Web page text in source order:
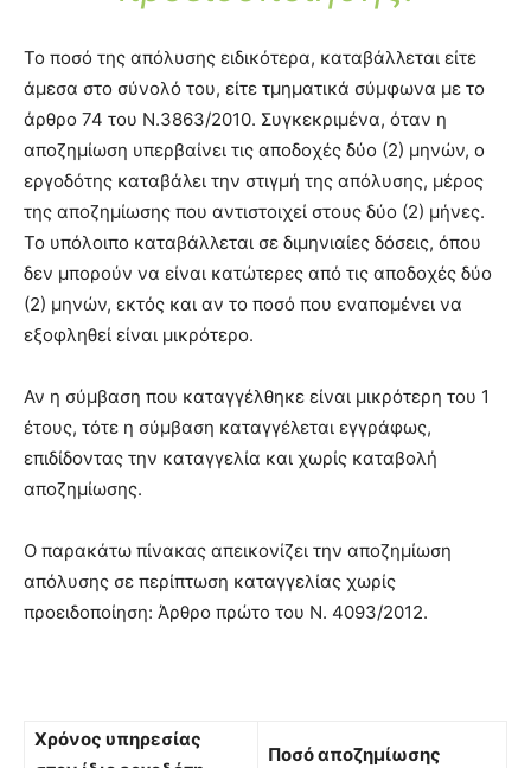
Το ποσό της απόλυσης ειδικότερα, καταβάλλεται είτε
άμεσα στο σύνολό του, είτε τμηματικά σύμφωνα με το
άρθρο 74 του Ν.3863/2010. Συγκεκριμένα, όταν η
αποζημίωση υπερβαίνει τις αποδοχές δύο (2) μηνών, ο
εργοδότης καταβάλει την στιγμή της απόλυσης, μέρος
της αποζημίωσης που αντιστοιχεί στους δύο (2) μήνες.
Το υπόλοιπο καταβάλλεται σε διμηνιαίες δόσεις, όπου
δεν μπορούν να είναι κατώτερες από τις αποδοχές δύο
(2) μηνών, εκτός και αν το ποσό που εναπομένει να
εξοφληθεί είναι μικρότερο.
Αν η σύμβαση που καταγγέλθηκε είναι μικρότερη του 1
έτους, τότε η σύμβαση καταγγέλεται εγγράφως,
επιδίδοντας την καταγγελία και χωρίς καταβολή
αποζημίωσης.
Ο παρακάτω πίνακας απεικονίζει την αποζημίωση
απόλυσης σε περίπτωση καταγγελίας χωρίς
προειδοποίηση: Άρθρο πρώτο του Ν. 4093/2012.
Χρόνος υπηρεσίας
Ποσό αποζημίωσης